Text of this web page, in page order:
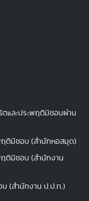
ตและประพฤติมิชอบผ่าน
ฤติมิชอบ (สำนักหอสมุด)
ฤติมิชอบ (สำนักงาน
บ (สำนักงาน ป.ป.ท.)